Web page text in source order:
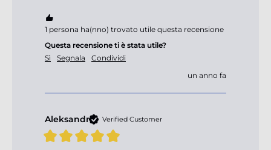
1 persona ha(nno) trovato utile questa recensione
Questa recensione ti è stata utile?
Sì
Segnala
Condividi
un anno fa
Verified Customer
Aleksandr